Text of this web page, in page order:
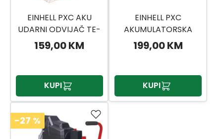
EINHELL PXC AKU
UDARNI ODVIJAČ TE-
CI 18/1 LI - SOLO
159,00 KM
KUPI
EINHELL PXC
AKUMULATORSKA
UDARNA BUŠILICA TE-
CD 18/50 LI-I BL SOLO
199,00 KM
KUPI
-27 %